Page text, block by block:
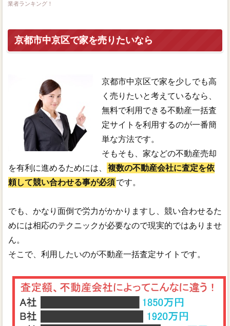
業者ランキング！
京都市中京区で家を売りたいなら
京都市中京区で家を少しでも高
く売りたいと考えているなら、
無料で利用できる不動産一括査
定サイトを利用するのが一番簡
単な方法です。
そもそも、家などの不動産売却
を有利に進めるためには、
複数の不動産会社に査定を依
頼して競い合わせる事が必須です。
でも、かなり面倒で労力がかかりますし、競い合わせるた
めには相応のテクニックが必要なので現実的ではありませ
ん。
そこで、利用したいのが不動産一括査定サイトです。